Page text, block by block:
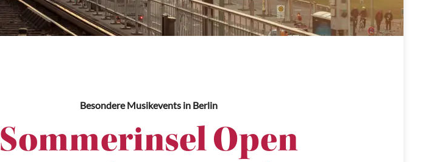
Besondere Musikevents in Berlin
Sommerinsel Open